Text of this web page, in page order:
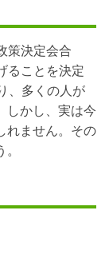
策決定会合
ることを決定
、多くの人が
しかし、実は今
れません。その